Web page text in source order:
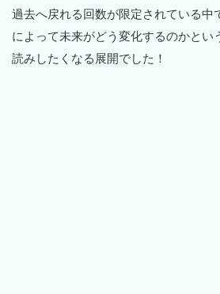
過去へ戻れる回数が限定されている中
によって未来がどう変化するのかとい
読みしたくなる展開でした！